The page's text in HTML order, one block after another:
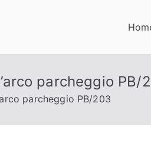
parcheggio PB/
parcheggio PB/203